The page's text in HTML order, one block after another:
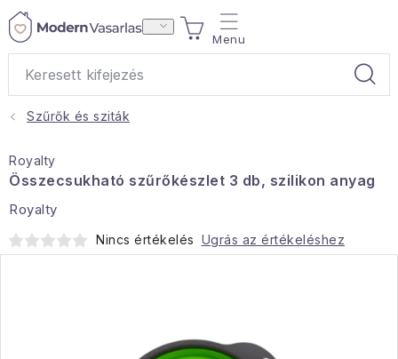
Ugrás
KOSÁR
Otthoni illatok
Teák
Szűrők és sziták
Royalty
Összecsukható szűrőkészlet 3 db, szilikon anyag
Royalty
Nincs értékelés Ugrás az értékeléshez